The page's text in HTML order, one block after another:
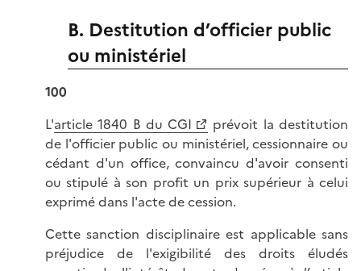
B. Destitution d’officier public
ou ministériel
100
L'article 1840 B du CGI
prévoit la destitution
de l'officier public ou ministériel, cessionnaire ou
cédant d'un office, convaincu d'avoir consenti
ou stipulé à son profit un prix supérieur à celui
exprimé dans l'acte de cession.
Cette sanction disciplinaire est applicable sans
préjudice de l'exigibilité des droits éludés